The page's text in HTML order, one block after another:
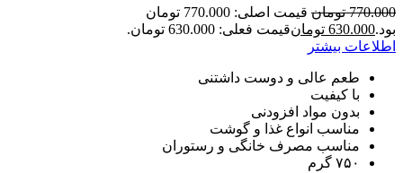
770.000 تومان
قیمت اصلی: 770.000 تومان
بود.630.000 تومانقیمت فعلی: 630.000 تومان.
اطلاعات بیشتر
طعم عالی و دوست داشتنی
با کیفیت
بدون مواد افزودنی
مناسب انواع غذا و گوشت
مناسب مصرف خانگی و رستوران
۷۵۰ گرم